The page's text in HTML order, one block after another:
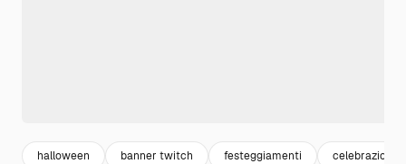
halloween banner twitch festeggiamenti celebrazione